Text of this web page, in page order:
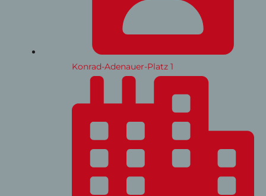
Konrad-Adenauer-Platz 1